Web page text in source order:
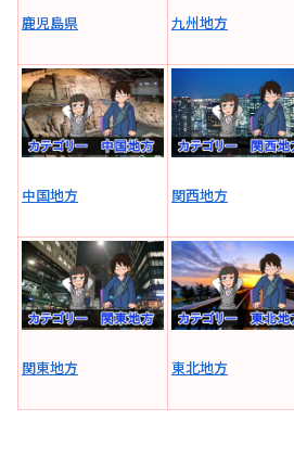
鹿児島県 九州地方
中国地方 関西地方
関東地方 東北地方